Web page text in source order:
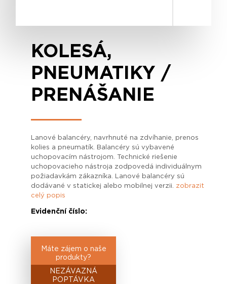
KOLESÁ,
PNEUMATIKY /
PRENÁŠANIE
Lanové balancéry, navrhnuté na zdvíhanie, prenos
kolies a pneumatík. Balancéry sú vybavené
uchopovacím nástrojom. Technické riešenie
uchopovacieho nástroja zodpovedá individuálnym
požiadavkám zákazníka. Lanové balancéry sú
dodávané v statickej alebo mobilnej verzii. zobrazit
celý popis
Evidenční číslo:
Máte zájem o naše
produkty?
NEZÁVAZNÁ
POPTÁVKA